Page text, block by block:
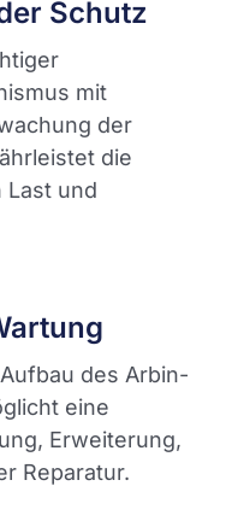
Schutz
mit
der
die
Last und
des Arbin-
eine
Erweiterung,
Reparatur.